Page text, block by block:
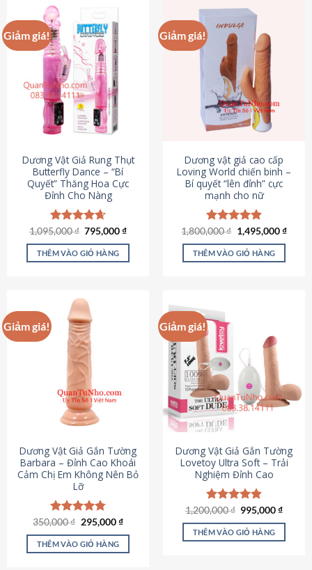
Giảm giá!
Dương Vật Giả Rung Thụt
Butterfly Dance – “Bí
Quyết” Thăng Hoa Cực
Đỉnh Cho Nàng
Được xếp
hạng4.65
5 sao
1,095,000₫ Giá
là:
1,095,000 ₫.
795,000₫Giá
tại
THÊM VÀO GIỎ HÀNG
Giảm giá!
Dương vật giả cao cấp
Loving World chiến binh –
Bí quyết “lên đỉnh” cực
mạnh cho nữ
Được xếp
hạng4.89
5 sao
1,800,000₫ Giá
gốc
là:
1,800,000 ₫.
1,495,000₫Giá
THÊM VÀO GIỎ HÀNG
Giảm giá!
Dương Vật Giả Gắn Tường
Barbara – Đỉnh Cao Khoái
Cảm Chị Em Không Nên Bỏ
Lỡ
Được xếp
hạng4.79
5 sao
350,000₫ Giá
là:
350,000 ₫.
295,000₫Giá
tại
THÊM VÀO GIỎ HÀNG
Giảm giá!
Dương Vật Giả Gắn Tường
Lovetoy Ultra Soft – Trải
Nghiệm Đỉnh Cao
Được xếp
hạng4.82
5 sao
1,200,000₫ Giá
là:
1,200,000 ₫.
995,000₫Giá
tại
THÊM VÀO GIỎ HÀNG